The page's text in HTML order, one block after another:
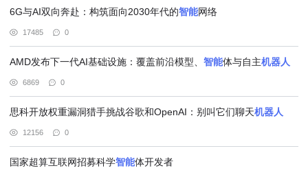
6G与AI双向奔赴：构筑面向2030年代的智能网络
17485 0
AMD发布下一代AI基础设施：覆盖前沿模型、 智能体与自主机器人
6869 0
思科开放权重漏洞猎手挑战谷歌和OpenAI：别叫它们聊天机器人
12156 0
国家超算互联网招募科学智能体开发者